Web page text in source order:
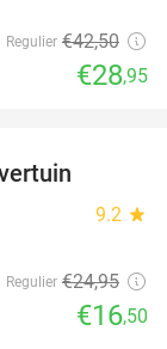
Regulier €42,50
€28,95
9.2 star
Regulier €24,95
€16,50